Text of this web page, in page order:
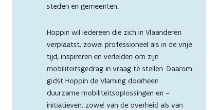
steden en gemeenten.
Hoppin wil iedereen die zich in Vlaanderen
verplaatst, zowel professioneel als in de vrije
tijd, inspireren en verleiden om zijn
mobiliteitsgedrag in vraag te stellen. Daarom
gidst Hoppin de Vlaming doorheen
duurzame mobiliteitsoplossingen en –
initiatieven, zowel van de overheid als van